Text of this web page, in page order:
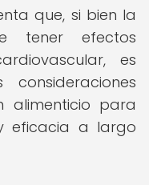
que, si bien la
tener efectos
es
alimenticio para
eficacia a largo